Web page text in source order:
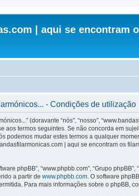
| aqui se encontram
- Condições de utilização
(doravante “nós”, “nosso”,
aos termos seguintes. Se não concorda em
podemos mudar estes termos a qualquer
| aqui se encontram os
phpBB”, “www.phpbb.com”, “Grupo
a partir de www.phpbb.com . O software
Para mais informações sobre o phpBB,